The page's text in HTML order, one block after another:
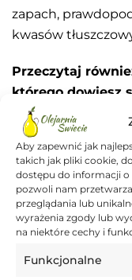
Aby zapewnić jak
takich jak pliki cookie,
dostępu do informacji o
pozwoli nam
przeglądania lub
wyrażenia zgody lub
na niektóre cechy i
Funkcjonalne
zapach,
kwasów
Przeczytaj
którego dowiesz
Jakie
konopny i
stosować?
Najczęstszymi
konopnego są